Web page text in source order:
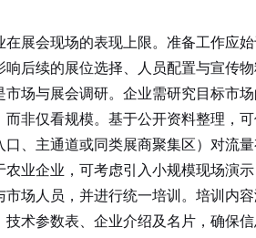
会现场的表现上限。准备工作应始
后续的展位选择、人员配置与宣传物
场与展会调研。企业需研究目标市
非仅看规模。基于公开资料整理，
主通道或同类展商聚集区）对流量
业企业，可考虑引入小规模现场演
人员，并进行统一培训。培训内
术参数表、企业介绍及名片，确保